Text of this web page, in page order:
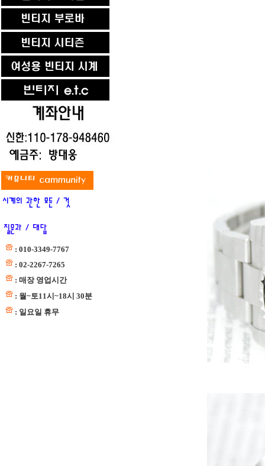
: 010-3349-7767
: 02-2267-7265
: 매장 영업시간
: 월~토11시~18시 30분
: 일요일 휴무